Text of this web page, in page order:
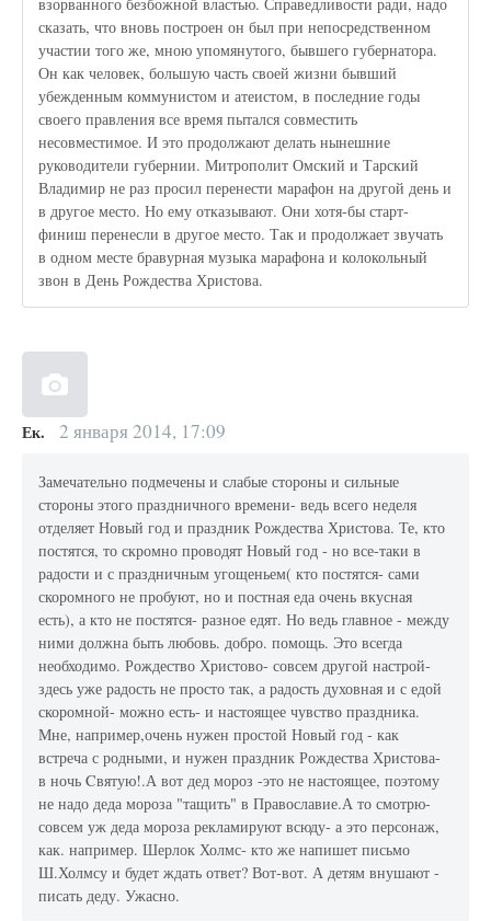
сказать, что вновь построен он был при непосредственном
участии того же, мною упомянутого, бывшего губернатора.
Он как человек, большую часть своей жизни бывший
убежденным коммунистом и атеистом, в последние годы
своего правления все время пытался совместить
несовместимое. И это продолжают делать нынешние
руководители губернии. Митрополит Омский и Тарский
Владимир не раз просил перенести марафон на другой день и
в другое место. Но ему отказывают. Они хотя-бы старт-
финиш перенесли в другое место. Так и продолжает звучать
в одном месте бравурная музыка марафона и колокольный
звон в День Рождества Христова.
Ек. 2 января 2014, 17:09
Замечательно подмечены и слабые стороны и сильные
стороны этого праздничного времени- ведь всего неделя
отделяет Новый год и праздник Рождества Христова. Те, кто
постятся, то скромно проводят Новый год - но все-таки в
радости и с праздничным угощеньем( кто постятся- сами
скоромного не пробуют, но и постная еда очень вкусная
есть), а кто не постятся- разное едят. Но ведь главное - между
ними должна быть любовь. добро. помощь. Это всегда
необходимо. Рождество Христово- совсем другой настрой-
здесь уже радость не просто так, а радость духовная и с едой
скоромной- можно есть- и настоящее чувство праздника.
Мне, например,очень нужен простой Новый год - как
встреча с родными, и нужен праздник Рождества Христова-
в ночь Cвятую!.А вот дед мороз -это не настоящее, поэтому
не надо деда мороза "тащить" в Православие.А то смотрю-
совсем уж деда мороза рекламируют всюду- а это персонаж,
как. например. Шерлок Холмс- кто же напишет письмо
Ш.Холмсу и будет ждать ответ? Вот-вот. А детям внушают -
писать деду. Ужасно.